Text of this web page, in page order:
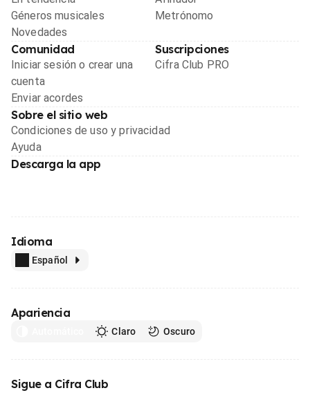
Géneros musicales
Novedades
Metrónomo
Comunidad
Iniciar sesión o crear una
cuenta
Enviar acordes
Suscripciones
Cifra Club PRO
Sobre el sitio web
Condiciones de uso y privacidad
Ayuda
Descarga la app
Idioma
Español
Apariencia
Claro Oscuro
Sigue a Cifra Club